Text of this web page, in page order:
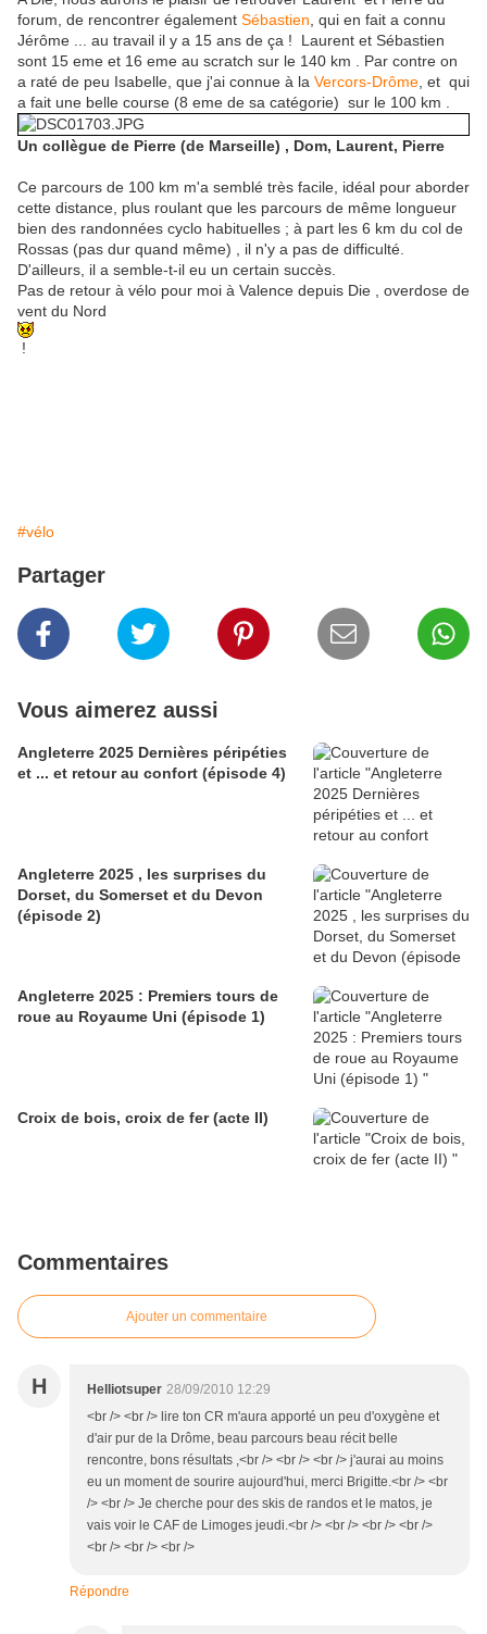
forum, de rencontrer également Sébastien , qui en fait a connu
Jérôme ... au travail il y a 15 ans de ça ! Laurent et Sébastien
sont 15 eme et 16 eme au scratch sur le 140 km . Par contre on
a raté de peu Isabelle, que j'ai connue à la Vercors-Drôme , et qui
a fait une belle course (8 eme de sa catégorie) sur le 100 km .
Un collègue de Pierre (de Marseille) , Dom, Laurent, Pierre
Ce parcours de 100 km m'a semblé très facile, idéal pour aborder
cette distance, plus roulant que les parcours de même longueur
bien des randonnées cyclo habituelles ; à part les 6 km du col de
Rossas (pas dur quand même) , il n'y a pas de difficulté.
D'ailleurs, il a semble-t-il eu un certain succès.
Pas de retour à vélo pour moi à Valence depuis Die , overdose de
vent du Nord
!
#vélo
Partager
Vous aimerez aussi
Angleterre 2025 Dernières péripéties
et ... et retour au confort (épisode 4)
Angleterre 2025 , les surprises du
Dorset, du Somerset et du Devon
(épisode 2)
Angleterre 2025 : Premiers tours de
roue au Royaume Uni (épisode 1)
Croix de bois, croix de fer (acte II)
Commentaires
Ajouter un commentaire
H Helliotsuper 28/09/2010 12:29
<br /> <br /> lire ton CR m'aura apporté un peu d'oxygène et
d'air pur de la Drôme, beau parcours beau récit belle
rencontre, bons résultats ,<br /> <br /> <br /> j'aurai au moins
eu un moment de sourire aujourd'hui, merci Brigitte.<br /> <br
/> <br /> Je cherche pour des skis de randos et le matos, je
vais voir le CAF de Limoges jeudi.<br /> <br /> <br /> <br />
<br /> <br /> <br />
Répondre